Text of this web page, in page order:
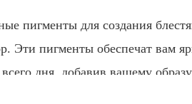
пигменты для создания
Эти пигменты обеспечат вам
дня, добавив вашему